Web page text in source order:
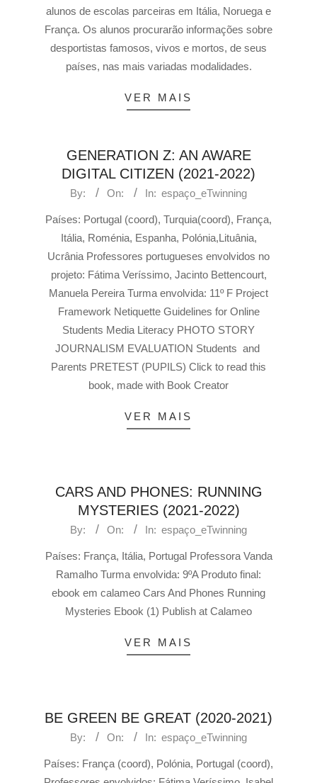
alunos de escolas parceiras em Itália, Noruega e
França. Os alunos procurarão informações sobre
desportistas famosos, vivos e mortos, de seus
países, nas mais variadas modalidades.
VER MAIS
GENERATION Z: AN AWARE
DIGITAL CITIZEN (2021-2022)
By: On: In: espaço_eTwinning
Países: Portugal (coord), Turquia(coord), França,
Itália, Roménia, Espanha, Polónia,Lituânia,
Ucrânia Professores portugueses envolvidos no
projeto: Fátima Veríssimo, Jacinto Bettencourt,
Manuela Pereira Turma envolvida: 11º F Project
Framework Netiquette Guidelines for Online
Students Media Literacy PHOTO STORY
JOURNALISM EVALUATION Students and
Parents PRETEST (PUPILS) Click to read this
book, made with Book Creator
VER MAIS
CARS AND PHONES: RUNNING
MYSTERIES (2021-2022)
By: On: In: espaço_eTwinning
Países: França, Itália, Portugal Professora Vanda
Ramalho Turma envolvida: 9ºA Produto final:
ebook em calameo Cars And Phones Running
Mysteries Ebook (1) Publish at Calameo
VER MAIS
BE GREEN BE GREAT (2020-2021)
By: On: In: espaço_eTwinning
Países: França (coord), Polónia, Portugal (coord),